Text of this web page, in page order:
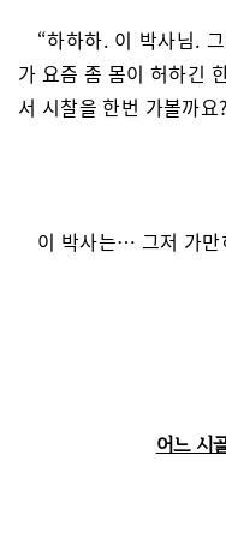
“하하하. 이 박사님.
가 요즘 좀 몸이 허하긴
서 시찰을 한번 가볼까
이 박사는… 그저 가만
어느 시